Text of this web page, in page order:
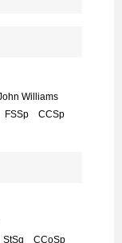
Williams
CCSp
CCoSp